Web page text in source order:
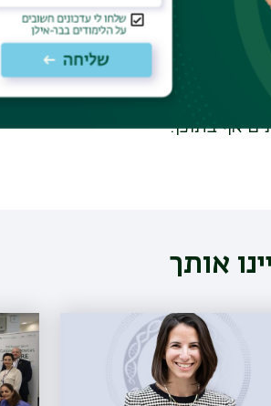
בודהיזם. כיום יש בישראל
של הבודהיזם? נראה כי הבודהיזם
המסתכלת נכוחה אל טבע הקיום על
דתיות כלשהן, כלומר, מבלי
אף בתוכן.
אותך